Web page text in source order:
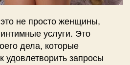
не просто женщины,
услуги. Это
дела, которые
удовлетворить запросы